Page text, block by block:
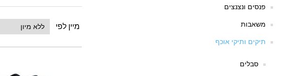
פנסים ונצנצים
משאבות
תיקים ותיקי אוכף
סבלים
מיין לפי